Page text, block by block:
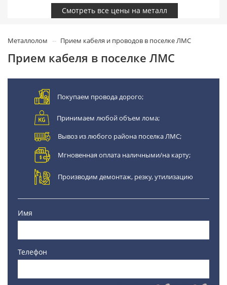
Смотреть все цены на металл
Металлолом Прием кабеля и проводов в поселке ЛМС
Прием кабеля в поселке ЛМС
Покупаем провода дорого;
Принимаем любой объем лома;
Вывоз из любого района поселка ЛМС;
Мгновенная оплата наличными/на карту;
Производим демонтаж, резку, утилизацию
Имя
Телефон